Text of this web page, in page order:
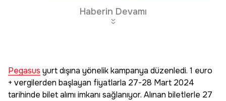
Haberin Devamı
Pegasus yurt dışına yönelik kampanya düzenledi. 1 euro
+ vergilerden başlayan fiyatlarla 27-28 Mart 2024
tarihinde bilet alımı imkanı sağlanıyor. Alınan biletlerle 27